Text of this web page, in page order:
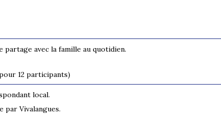
avec la famille au quotidien.
12 participants)
local.
par Vivalangues.